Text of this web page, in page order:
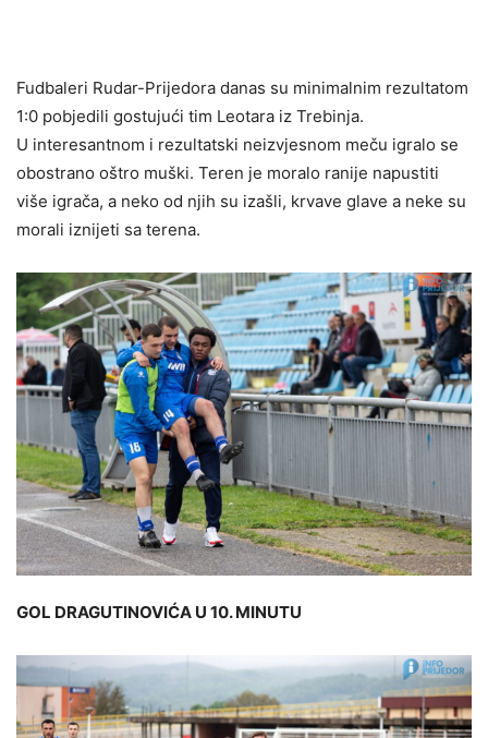
Fudbaleri Rudar-Prijedora danas su minimalnim rezultatom
1:0 pobjedili gostujući tim Leotara iz Trebinja.
U interesantnom i rezultatski neizvjesnom meču igralo se
obostrano oštro muški. Teren je moralo ranije napustiti
više igrača, a neko od njih su izašli, krvave glave a neke su
morali iznijeti sa terena.
GOL DRAGUTINOVIĆA U 10. MINUTU